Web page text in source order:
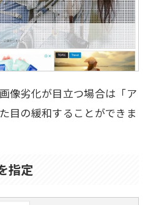
像劣化が目立つ場合は「ア
目の緩和することができま
指定